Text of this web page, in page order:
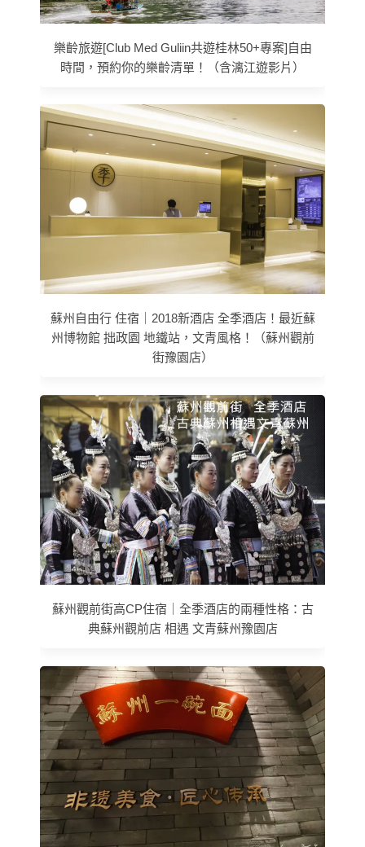
樂齡旅遊[Club Med Guliin共遊桂林50+專案]自由
時間，預約你的樂齡清單！（含漓江遊影片）
蘇州自由行 住宿｜2018新酒店 全季酒店！最近蘇
州博物館 拙政園 地鐵站，文青風格！（蘇州觀前
街豫園店）
蘇州觀前街高CP住宿｜全季酒店的兩種性格：古
典蘇州觀前店 相遇 文青蘇州豫園店